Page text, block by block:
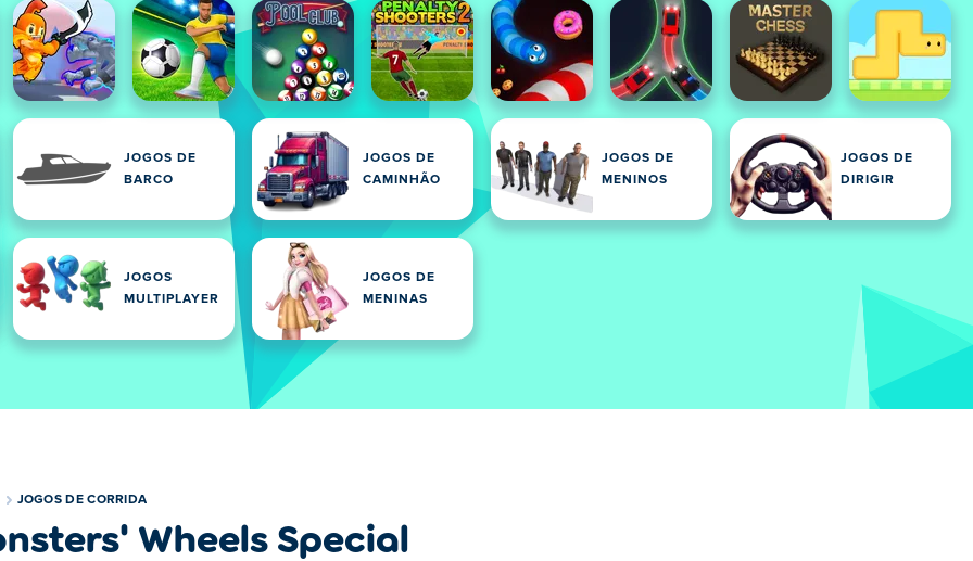
JOGOS DE
BARCO
JOGOS DE
CAMINHÃO
JOGOS DE
MENINOS
JOGOS DE
DIRIGIR
JOGOS
MULTIPLAYER
JOGOS DE
MENINAS
JOGOS DE CORRIDA
Wheels Special